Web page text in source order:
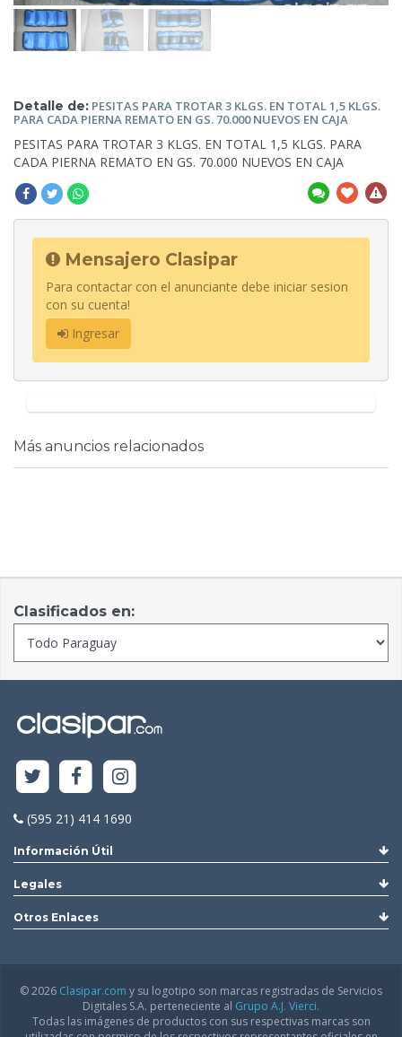
Detalle de: PESITAS PARA TROTAR 3 KLGS. EN TOTAL 1,5 KLGS.
PARA CADA PIERNA REMATO EN GS. 70.000 NUEVOS EN CAJA
PESITAS PARA TROTAR 3 KLGS. EN TOTAL 1,5 KLGS. PARA
CADA PIERNA REMATO EN GS. 70.000 NUEVOS EN CAJA
Mensajero Clasipar
Para contactar con el anunciante debe iniciar sesion
con su cuenta!
Ingresar
Más anuncios relacionados
Clasificados en:
(595 21) 414 1690
Información Útil
Legales
Otros Enlaces
© 2026 Clasipar.com y su logotipo son marcas registradas de Servicios
Digitales S.A. perteneciente al Grupo A.J. Vierci.
Todas las imágenes de productos con sus respectivas marcas son